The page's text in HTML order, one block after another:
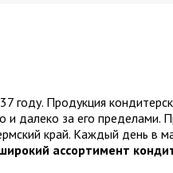
году. Продукция
и далеко за его пределами.
край. Каждый день в
ассортимент